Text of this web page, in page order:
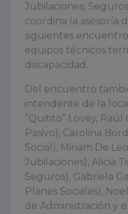
Jubilaciones,
coordina la asesoría
siguientes
equipos técnicos
discapacidad.
Del encuentro
intendente de la
“Quitito” Lovey,
Pasivo), Carolina
Social), Miriam De
Jubilaciones), Alicia
Seguros), Gabriela
Planes Sociales),
de Administración y